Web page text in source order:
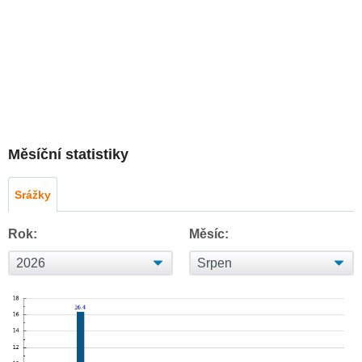
Měsíční statistiky
Srážky
Rok: Měsíc: